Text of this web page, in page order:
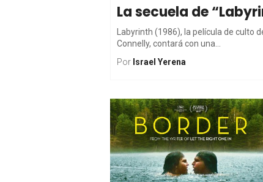
La secuela de
Labyrinth (1986), la película de
Connelly, contará con una...
Por Israel Yerena